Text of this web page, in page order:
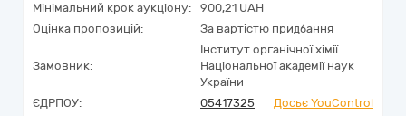
Мінімальний крок аукціону:
900,21 UAH
Оцінка пропозицій:
За вартістю придбання
Замовник:
Інститут органічної хімії
Національної академії наук
України
ЄДРПОУ:
05417325
Досьє YouControl